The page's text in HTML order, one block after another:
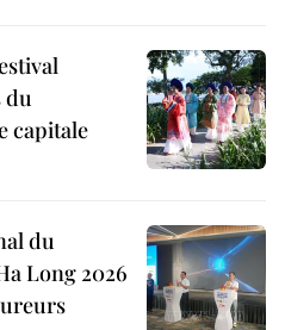
du
capitale
du
Long 2026